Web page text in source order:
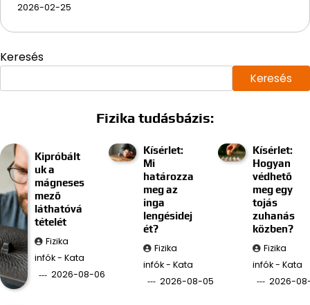
2026-02-25
Keresés
Keresés
Fizika tudásbázis:
Kipróbált
uk a
mágneses
mező
láthatóvá
tételét
Fizika
infók - Kata
2026-08-06
Kísérlet:
Mi
határozza
meg az
inga
lengésidej
ét?
Fizika
infók - Kata
2026-08-05
Kísérlet:
Hogyan
védhető
meg egy
tojás
zuhanás
közben?
Fizika
infók - Kata
2026-